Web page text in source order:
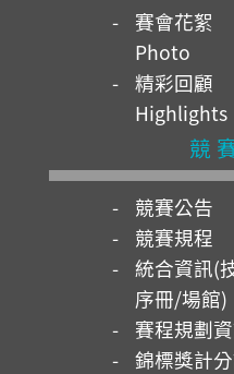
賽會花絮
Photo
精彩回顧
Highlights
競
競賽公告
競賽規程
統合資訊(
序冊/場館)
賽程規劃
錦標獎計